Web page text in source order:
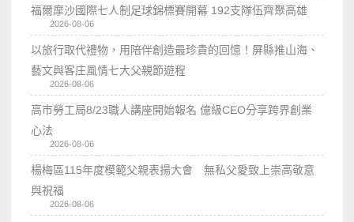
福爾摩沙國際七人制足球錦標賽開幕 192支隊伍齊聚高雄
2026-08-06
以旅行取代禮物，用陪伴創造最珍貴的回憶！屏縣推山海、
藝文與客庄風情七大父親節遊程
2026-08-06
高市勞工局8/23職人講座開始報名 億級CEO分享跨界創業
心法
2026-08-06
楊梅區115年度模範父親表揚大會 無私父愛致上崇高敬意
與祝福
2026-08-06